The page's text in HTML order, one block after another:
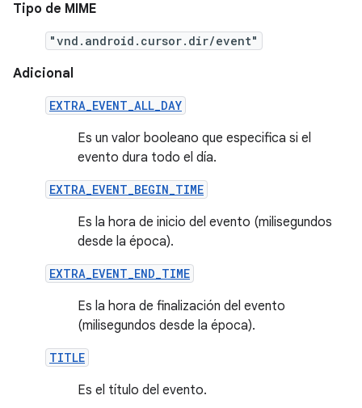
Tipo de MIME
"vnd.android.cursor.dir/event"
Adicional
EXTRA_EVENT_ALL_DAY
Es un valor booleano que especifica si el
evento dura todo el día.
EXTRA_EVENT_BEGIN_TIME
Es la hora de inicio del evento (milisegundos
desde la época).
EXTRA_EVENT_END_TIME
Es la hora de finalización del evento
(milisegundos desde la época).
TITLE
Es el título del evento.